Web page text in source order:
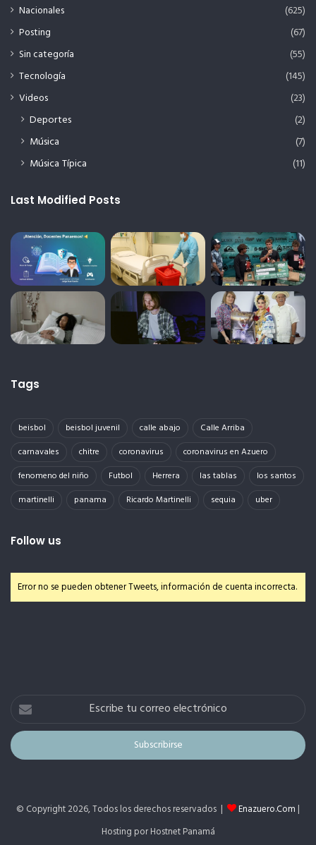
Nacionales
(625)
Posting
(67)
Sin categoría
(55)
Tecnología
(145)
Videos
(23)
Deportes
(2)
Música
(7)
Música Típica
(11)
Last Modified Posts
Tags
beisbol beisbol juvenil calle abajo
Calle Arriba
carnavales
chitre coronavirus
coronavirus en Azuero
fenomeno del niño
Futbol Herrera las tablas
los santos
martinelli
panama Ricardo Martinelli sequia uber
Follow us
Error no se pueden obtener Tweets, información de cuenta incorrecta.
Escribe
correo
electrónico
© Copyright 2026, Todos los derechos reservados | Enazuero.Com |
Hosting por Hostnet Panamá